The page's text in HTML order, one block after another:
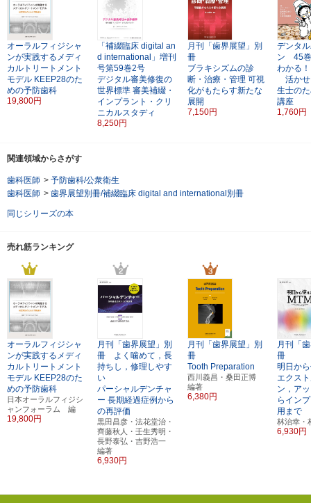
オーラルフィジシャ
ンが実践するメディ
カルトリートメント
モデル KEEP28のた
めの予防歯科
19,800円
「補綴臨床 digital an
d international」増刊
号第59巻2号
デジタル審美修復の
世界標準 審美補綴・
インプラント・クリ
ニカルスタディ
8,250円
月刊「歯界展望」別
冊
ブラキシズムの診
断・治療・管理 可視
化がもたらす新たな
展開
7,150円
デンタ
ン 45
わかる
活かせ
生士の
講座
1,760円
関連領域からさがす
歯科医師 > 予防歯科/公衆衛生
歯科医師 > 歯界展望別冊/補綴臨床 digital and international別冊
同じシリーズの本
売れ筋ランキング
オーラルフィジシャ
ンが実践するメディ
カルトリートメント
モデル KEEP28のた
めの予防歯科
日本オーラルフィジシ
ャンフォーラム 編
19,800円
月刊「歯界展望」別
冊 よく噛めて，長
持ちし，修理しやす
い
パーシャルデンチャ
ー 長期経過症例から
の再評価
黒田昌彦・法花堂治・
齊藤秋人・壬生秀明・
長野泰弘・吉野浩一
編著
6,930円
月刊「歯界展望」別
冊
Tooth Preparation
西川義昌・桑田正博
編著
6,380円
月刊「
冊
明日か
エクス
ン，ア
らイン
用まで
林治幸
6,930円